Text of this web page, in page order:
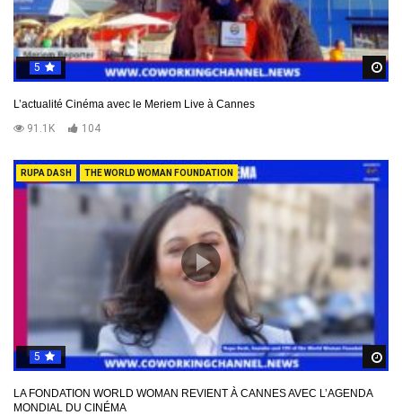
5
L’actualité Cinéma avec le Meriem Live à Cannes
91.1K
104
RUPA DASH THE WORLD WOMAN FOUNDATION
5
LA FONDATION WORLD WOMAN REVIENT À CANNES AVEC L’AGENDA
MONDIAL DU CINÉMA